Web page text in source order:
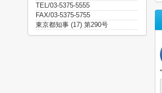
TEL/03-5375-5555
FAX/03-5375-5755
東京都知事 (17) 第290号